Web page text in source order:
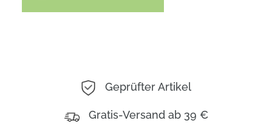
Geprüfter Artikel
Gratis-Versand ab 39 €